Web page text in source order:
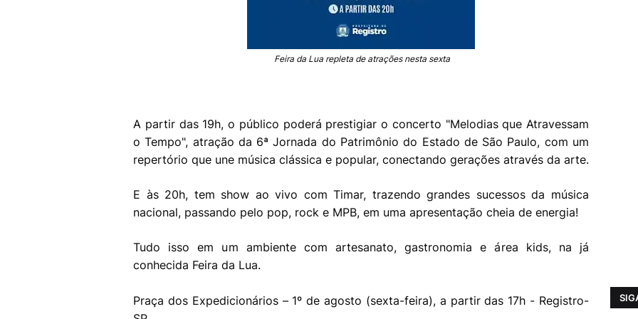
Feira da Lua repleta de atrações nesta sexta
A partir das 19h, o público poderá prestigiar o concerto "Melodias que Atravessam
o Tempo", atração da 6ª Jornada do Patrimônio do Estado de São Paulo, com um
repertório que une música clássica e popular, conectando gerações através da arte.
E às 20h, tem show ao vivo com Timar, trazendo grandes sucessos da música
nacional, passando pelo pop, rock e MPB, em uma apresentação cheia de energia!
Tudo isso em um ambiente com artesanato, gastronomia e área kids, na já
conhecida Feira da Lua.
Praça dos Expedicionários – 1º de agosto (sexta-feira), a partir das 17h - Registro-